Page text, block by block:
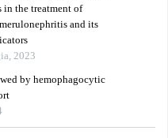
in the treatment of
and its
2023
by hemophagocytic